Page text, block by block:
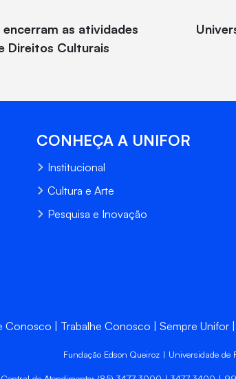
as atividades
Direitos Culturais
CONHEÇA A UNIFOR
Institucional
Cultura e Arte
Pesquisa e Inovação
Conosco Trabalhe Conosco Sempre Unifor
Fundação Edson Queiroz | Universidade de